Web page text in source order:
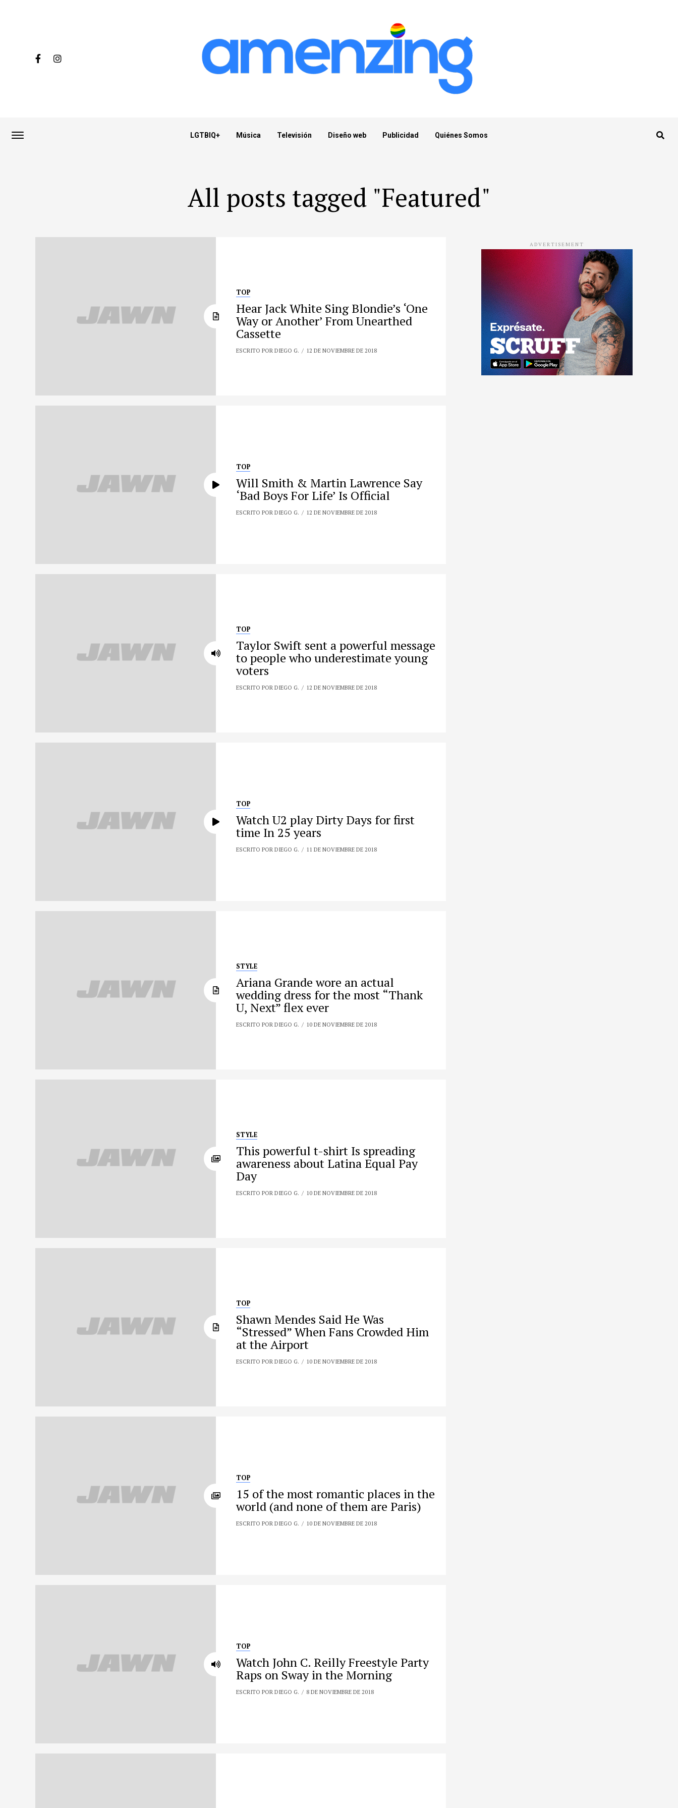
LGTBIQ+ Música Televisión Diseño web Publicidad Quiénes Somos
All posts tagged "Featured"
TOP
Hear Jack White Sing Blondie’s ‘One
Way or Another’ From Unearthed
Cassette
ESCRITO POR DIEGO G. 12 DE NOVIEMBRE DE 2018
TOP
Will Smith & Martin Lawrence Say
‘Bad Boys For Life’ Is Official
ESCRITO POR DIEGO G. 12 DE NOVIEMBRE DE 2018
TOP
Taylor Swift sent a powerful message
to people who underestimate young
voters
ESCRITO POR DIEGO G. 12 DE NOVIEMBRE DE 2018
TOP
Watch U2 play Dirty Days for first
time In 25 years
ESCRITO POR DIEGO G. 11 DE NOVIEMBRE DE 2018
STYLE
Ariana Grande wore an actual
wedding dress for the most “Thank
U, Next” flex ever
ESCRITO POR DIEGO G. 10 DE NOVIEMBRE DE 2018
STYLE
This powerful t-shirt Is spreading
awareness about Latina Equal Pay
Day
ESCRITO POR DIEGO G. 10 DE NOVIEMBRE DE 2018
TOP
Shawn Mendes Said He Was
“Stressed” When Fans Crowded Him
at the Airport
ESCRITO POR DIEGO G. 10 DE NOVIEMBRE DE 2018
TOP
15 of the most romantic places in the
world (and none of them are Paris)
ESCRITO POR DIEGO G. 10 DE NOVIEMBRE DE 2018
TOP
Watch John C. Reilly Freestyle Party
Raps on Sway in the Morning
ESCRITO POR DIEGO G. 8 DE NOVIEMBRE DE 2018
ADVERTISEMENT